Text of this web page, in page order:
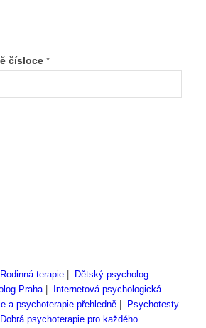
čísloce *
Rodinná terapie|
Dětský psycholog
Praha|
Internetová psychologická
a psychoterapie přehledně|
Psychotesty
Dobrá psychoterapie pro každého